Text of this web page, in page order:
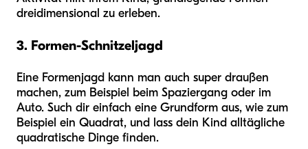
dreidimensional zu erleben.
3. Formen-Schnitzeljagd
Eine Formenjagd kann man auch super draußen
machen, zum Beispiel beim Spaziergang oder im
Auto. Such dir einfach eine Grundform aus, wie zum
Beispiel ein Quadrat, und lass dein Kind alltägliche
quadratische Dinge finden.